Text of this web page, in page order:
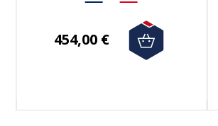
454,00 €